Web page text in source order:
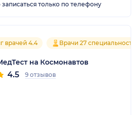
только по телефону
врачей 4.4 Врачи 27
на Космонавтов
4.5 9 отзывов